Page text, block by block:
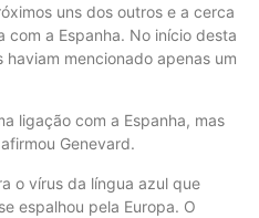
uns dos outros e a cerca
a Espanha. No início desta
mencionado apenas um
ligação com a Espanha, mas
Genevard.
o vírus da língua azul que
espalhou pela Europa. O